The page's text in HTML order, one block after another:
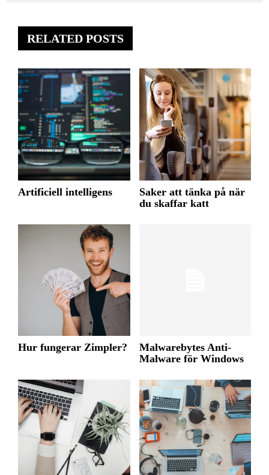
RELATED POSTS
Artificiell intelligens
Saker att tänka på när
du skaffar katt
Hur fungerar Zimpler?
Malwarebytes Anti-
Malware för Windows